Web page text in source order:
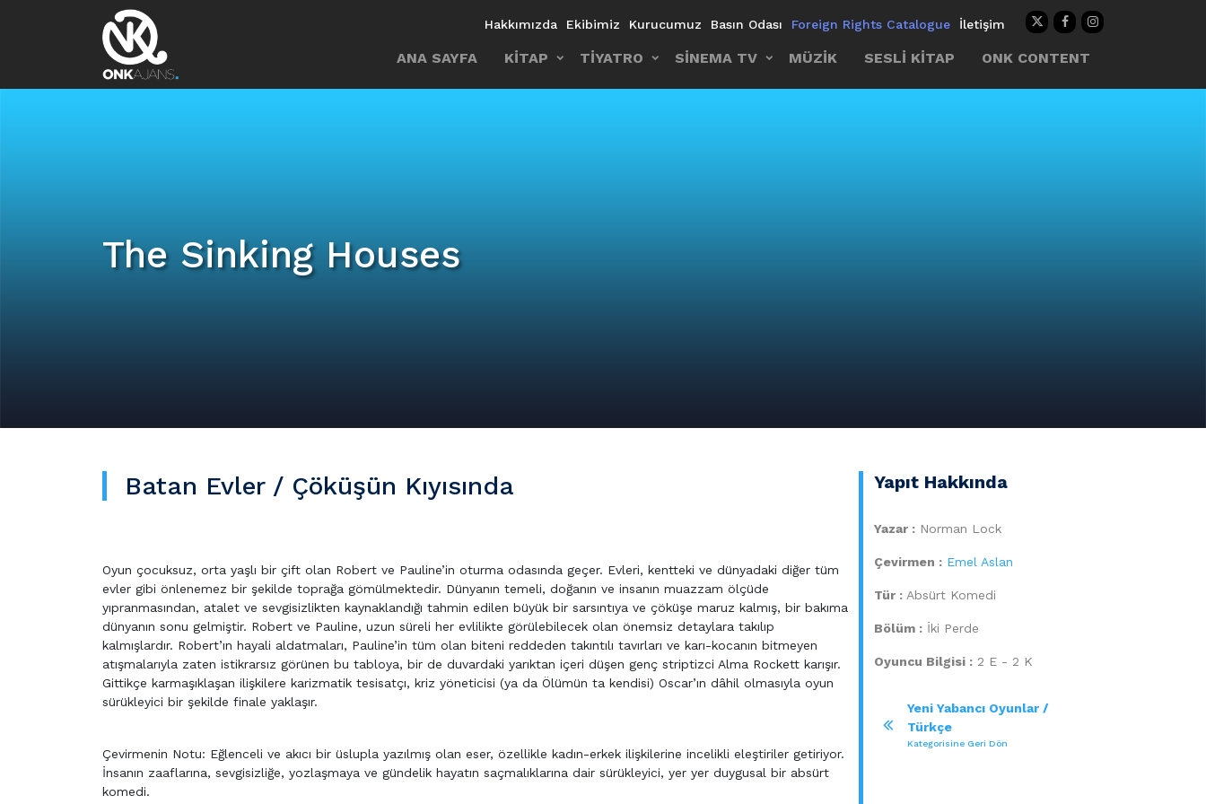
Hakkımızda Ekibimiz Kurucumuz Basın Odası Foreign Rights Catalogue İletişim
ANA SAYFA KİTAP TİYATRO SİNEMA TV MÜZİK SESLİ KİTAP ONK CONTENT
The Sinking Houses
Batan Evler / Çöküşün Kıyısında
Oyun çocuksuz, orta yaşlı bir çift olan Robert ve Pauline’in oturma odasında geçer. Evleri, kentteki ve dünyadaki diğer tüm
evler gibi önlenemez bir şekilde toprağa gömülmektedir. Dünyanın temeli, doğanın ve insanın muazzam ölçüde
yıpranmasından, atalet ve sevgisizlikten kaynaklandığı tahmin edilen büyük bir sarsıntıya ve çöküşe maruz kalmış, bir bakıma
dünyanın sonu gelmiştir. Robert ve Pauline, uzun süreli her evlilikte görülebilecek olan önemsiz detaylara takılıp
kalmışlardır. Robert’ın hayali aldatmaları, Pauline’in tüm olan biteni reddeden takıntılı tavırları ve karı-kocanın bitmeyen
atışmalarıyla zaten istikrarsız görünen bu tabloya, bir de duvardaki yarıktan içeri düşen genç striptizci Alma Rockett karışır.
Gittikçe karmaşıklaşan ilişkilere karizmatik tesisatçı, kriz yöneticisi (ya da Ölümün ta kendisi) Oscar’ın dâhil olmasıyla oyun
sürükleyici bir şekilde finale yaklaşır.
Çevirmenin Notu: Eğlenceli ve akıcı bir üslupla yazılmış olan eser, özellikle kadın-erkek ilişkilerine incelikli eleştiriler getiriyor.
İnsanın zaaflarına, sevgisizliğe, yozlaşmaya ve gündelik hayatın saçmalıklarına dair sürükleyici, yer yer duygusal bir absürt
komedi.
Yapıt Hakkında
Yazar : Norman Lock
Çevirmen : Emel Aslan
Tür : Absürt Komedi
Bölüm : İki Perde
Oyuncu Bilgisi : 2 E - 2 K
Yeni Yabancı Oyunlar /
Türkçe
Kategorisine Geri Dön